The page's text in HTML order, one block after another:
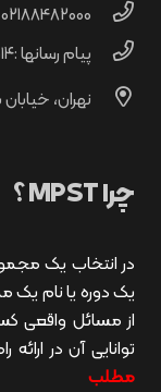
02188482000
پیام رسانها :۰۹۹۹۱۵۰۰۰۱۴
نهران، خیابان
چرا MPST ؟
در انتخاب یک
یک دوره یا نام
از مسائل واقعی
توانایی آن در
مطلب